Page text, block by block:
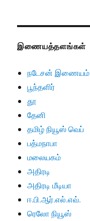
இணையத்தளங்கள்
நடேசன் இணையம்
பூந்தளிர்
தூ
தேனி
தமிழ் நியூஸ் வெப்
பத்மநாபா
மலையகம்
அதிரடி
அதிரடி மீடியா
ஈ.பி.ஆர்.எல்.எவ்.
ரெலோ நியூஸ்